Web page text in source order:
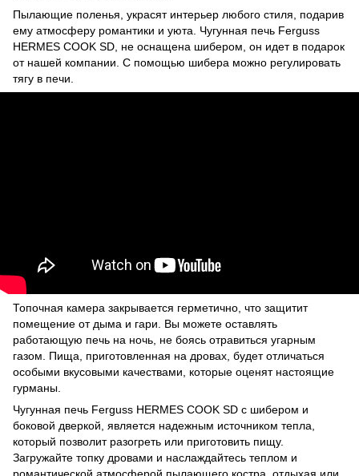
Пылающие поленья, украсят интерьер любого стиля, подарив
ему атмосферу романтики и уюта. Чугунная печь Ferguss
HERMES COOK SD, не оснащена шибером, он идет в подарок
от нашей компании. С помощью шибера можно регулировать
тягу в печи.
Топочная камера закрывается герметично, что защитит
помещение от дыма и гари. Вы можете оставлять
работающую печь на ночь, не боясь отравиться угарным
газом. Пища, приготовленная на дровах, будет отличаться
особыми вкусовыми качествами, которые оценят настоящие
гурманы.
Чугунная печь Ferguss HERMES COOK SD с шибером и
боковой дверкой, является надежным источником тепла,
который позволит разогреть или приготовить пищу.
Загружайте топку дровами и наслаждайтесь теплом и
романтической атмосферой пылающего костра, отдыхая или